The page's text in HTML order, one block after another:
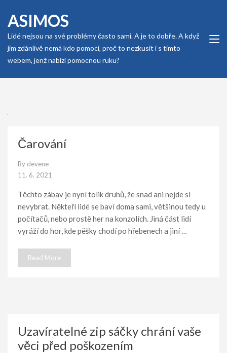
content
Enter)
ASIMOS
Lidé nejsou na své problémy často sami. A je to dobře. A když
jim zdánlivě nemá kdo pomoci, proč to nezkusit i s tímto
webem, jenž nabízí pomocnou ruku?
Čarování
By devene
11. 6. 2021
Těchto zábav je nyní tolik druhů, že snad ani nejde si
nevybrat. Někteří lidé se baví doma sami, většinou tedy u
počítačů, nebo prostě her na konzolích. Jiná část lidí
vyráží do hor, kde pěšky chodí po hřebenech a jiní …
Read More
Uzavíratelné zip sáčky chrání vaše
věci před poškozením